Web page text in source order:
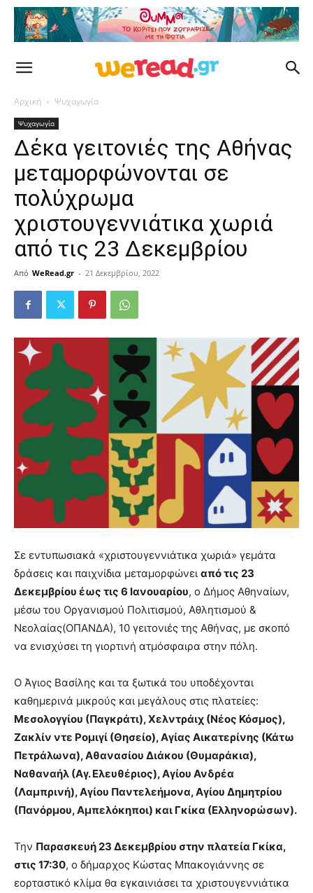
Αρχική Ψυχαγωγία
Ψυχαγωγία
Δέκα γειτονιές της Αθήνας
μεταμορφώνονται σε
πολύχρωμα
χριστουγεννιάτικα χωριά
από τις 23 Δεκεμβρίου
Από WeRead.gr - 21 Δεκεμβρίου, 2022
Σε εντυπωσιακά «χριστουγεννιάτικα χωριά» γεμάτα
δράσεις και παιχνίδια μεταμορφώνει από τις 23
Δεκεμβρίου έως τις 6 Ιανουαρίου, ο Δήμος Αθηναίων,
μέσω του Οργανισμού Πολιτισμού, Αθλητισμού &
Νεολαίας(ΟΠΑΝΔΑ), 10 γειτονιές της Αθήνας, με σκοπό
να ενισχύσει τη γιορτινή ατμόσφαιρα στην πόλη.
O Άγιος Βασίλης και τα ξωτικά του υποδέχονται
καθημερινά μικρούς και μεγάλους στις πλατείες:
Μεσολογγίου (Παγκράτι), Χελντράιχ (Νέος Κόσμος),
Ζακλίν ντε Ρομιγί (Θησείο), Αγίας Αικατερίνης (Κάτω
Πετράλωνα), Αθανασίου Διάκου (Θυμαράκια),
Ναθαναήλ (Αγ. Ελευθέριος), Αγίου Ανδρέα
(Λαμπρινή), Αγίου Παντελεήμονα, Αγίου Δημητρίου
(Πανόρμου, Αμπελόκηποι) και Γκίκα (Ελληνορώσων).
Την Παρασκευή 23 Δεκεμβρίου στην πλατεία Γκίκα,
στις 17:30, ο δήμαρχος Κώστας Μπακογιάννης σε
εορταστικό κλίμα θα εγκαινιάσει τα χριστουγεννιάτικα